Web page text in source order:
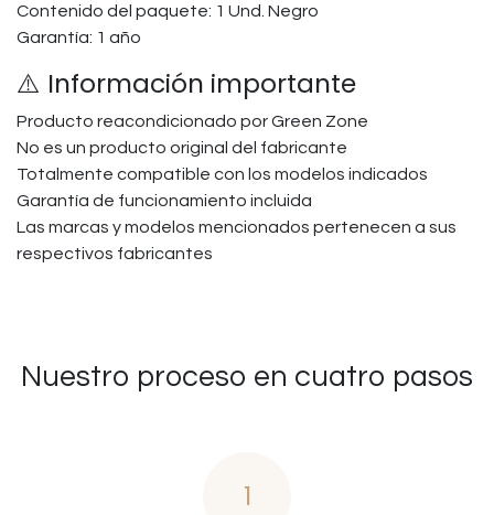
Contenido del paquete: 1 Und. Negro
Garantía: 1 año
⚠️ Información importante
Producto reacondicionado por Green Zone
No es un producto original del fabricante
Totalmente compatible con los modelos indicados
Garantía de funcionamiento incluida
Las marcas y modelos mencionados pertenecen a sus
respectivos fabricantes
Nuestro proceso en cuatro pasos
1